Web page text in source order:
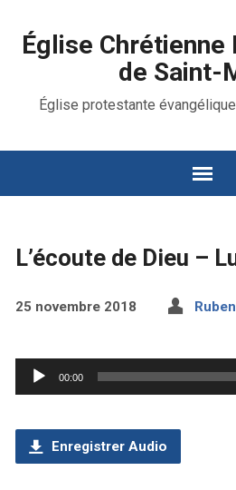
Église Chrétienne
de Saint-
Église protestante
L’écoute de Dieu –
25 novembre 2018 Ruben
Lecteur
audio
00:00
Enregistrer Audio